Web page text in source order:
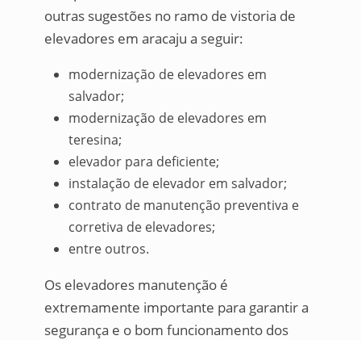
outras sugestões no ramo de vistoria de
elevadores em aracaju a seguir:
modernização de elevadores em
salvador;
modernização de elevadores em
teresina;
elevador para deficiente;
instalação de elevador em salvador;
contrato de manutenção preventiva e
corretiva de elevadores;
entre outros.
Os elevadores manutenção é
extremamente importante para garantir a
segurança e o bom funcionamento dos